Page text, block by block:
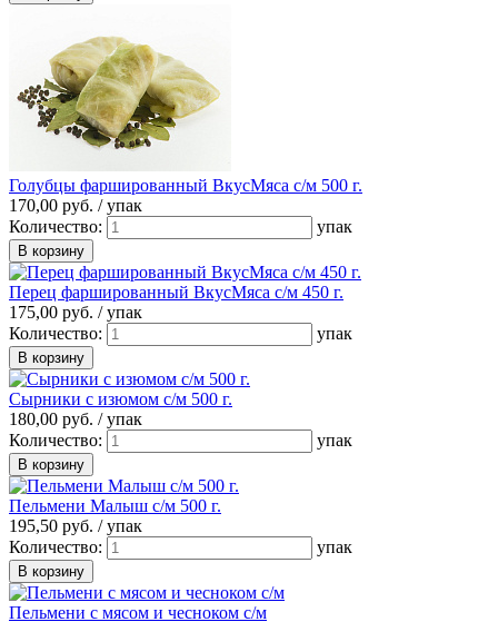
Голубцы фаршированный ВкусМяса с/м 500 г.
170,00 руб. /упак
Количество:
упак
Перец фаршированный ВкусМяса с/м 450 г.
175,00 руб. /упак
Количество:
упак
Сырники с изюмом с/м 500 г.
180,00 руб. /упак
Количество:
упак
Пельмени Малыш с/м 500 г.
195,50 руб. /упак
Количество:
упак
Пельмени с мясом и чесноком с/м